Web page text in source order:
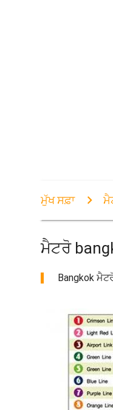
ਮੁੱਖ ਸਫ਼ਾ
ਮੈਟਰੋ
Bangkok